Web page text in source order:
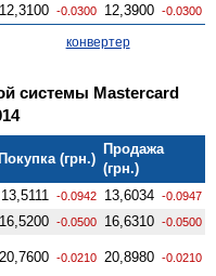
12,3100 -0.0300 12,3900 -0.0300
конвертер
системы Mastercard
(грн.)
Продажа
(грн.)
13,5111 -0.0942 13,6034 -0.0947
16,5200 -0.0500 16,6310 -0.0500
20,7600 -0.0210 20,8980 -0.0210